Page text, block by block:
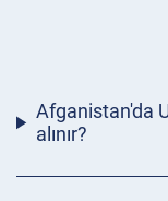
Afganistan'da
alınır?